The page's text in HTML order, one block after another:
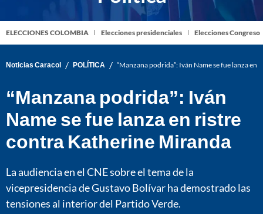
ELECCIONES COLOMBIA Elecciones presidenciales Elecciones Congreso
Noticias Caracol / POLÍTICA / “Manzana podrida”: Iván Name se fue lanza
“Manzana podrida”: Iván
Name se fue lanza en ristre
contra Katherine Miranda
La audiencia en el CNE sobre el tema de la
vicepresidencia de Gustavo Bolívar ha demostrado las
tensiones al interior del Partido Verde.